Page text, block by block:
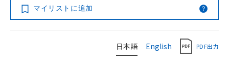
マイリストに追加
日本語 English PDF出力